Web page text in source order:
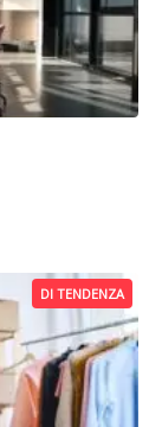
DI TENDENZA